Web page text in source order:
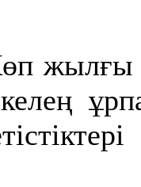
жылғы